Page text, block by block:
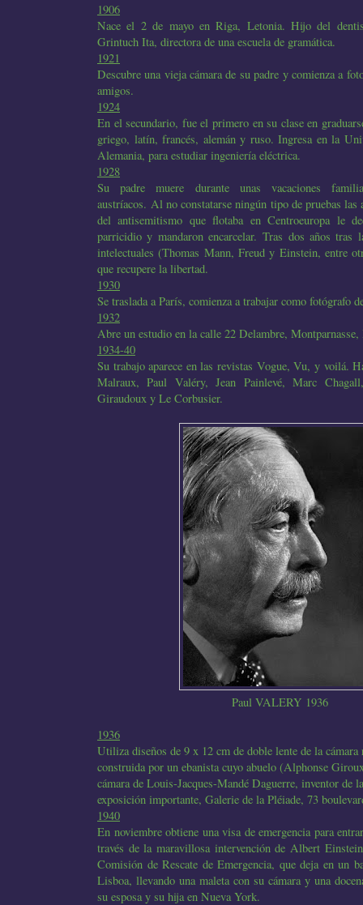
1906
Nace el 2 de mayo en Riga, Letonia. Hijo del
Grintuch Ita, directora de una escuela de gramática.
1921
Descubre una vieja cámara de su padre y comienza a
amigos.
1924
En el secundario, fue el primero en su clase en
griego, latín, francés, alemán y ruso. Ingresa en la
Alemania, para estudiar ingeniería eléctrica.
1928
Su padre muere durante unas vacaciones
austríacos. Al no constatarse ningún tipo de pruebas las
del antisemitismo que flotaba en Centroeuropa le
parricidio y mandaron encarcelar. Tras dos años tras
intelectuales (Thomas Mann, Freud y Einstein, entre
que recupere la libertad.
1930
Se traslada a París, comienza a trabajar como fotógrafo
1932
Abre un estudio en la calle 22 Delambre, Montparnasse,
1934-40
Su trabajo aparece en las revistas Vogue, Vu, y voilá.
Malraux, Paul Valéry, Jean Painlevé, Marc
Giraudoux y Le Corbusier.
Paul VALERY 1936
1936
Utiliza diseños de 9 x 12 cm de doble lente de la cámara
construida por un ebanista cuyo abuelo (Alphonse
cámara de Louis-Jacques-Mandé Daguerre, inventor de
exposición importante, Galerie de la Pléiade, 73
1940
En noviembre obtiene una visa de emergencia para
través de la maravillosa intervención de Albert
Comisión de Rescate de Emergencia, que deja en un
Lisboa, llevando una maleta con su cámara y una
su esposa y su hija en Nueva York.